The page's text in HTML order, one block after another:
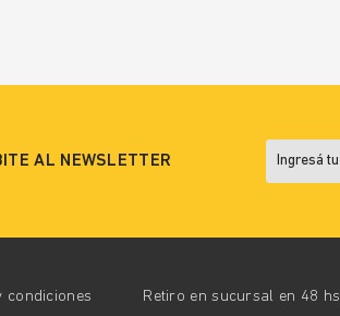
AL NEWSLETTER
condiciones Retiro en sucursal en 48 hs